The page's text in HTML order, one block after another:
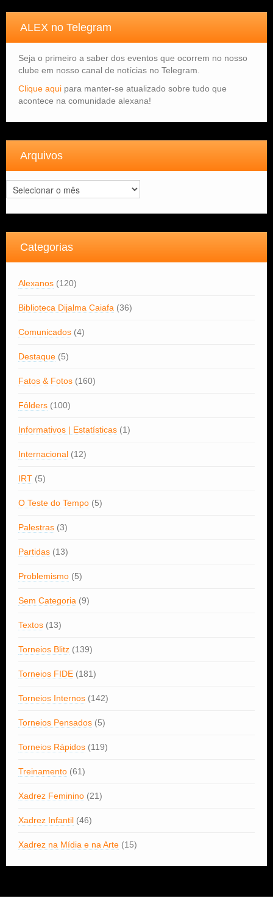
ALEX no Telegram
Seja o primeiro a saber dos eventos que ocorrem no nosso
clube em nosso canal de notícias no Telegram.
Clique aqui para manter-se atualizado sobre tudo que
acontece na comunidade alexana!
Arquivos
Arquivos
Categorias
Alexanos (120)
Biblioteca Dijalma Caiafa (36)
Comunicados (4)
Destaque (5)
Fatos & Fotos (160)
Fôlders (100)
Informativos | Estatísticas (1)
Internacional (12)
IRT (5)
O Teste do Tempo (5)
Palestras (3)
Partidas (13)
Problemismo (5)
Sem Categoria (9)
Textos (13)
Torneios Blitz (139)
Torneios FIDE (181)
Torneios Internos (142)
Torneios Pensados (5)
Torneios Rápidos (119)
Treinamento (61)
Xadrez Feminino (21)
Xadrez Infantil (46)
Xadrez na Mídia e na Arte (15)